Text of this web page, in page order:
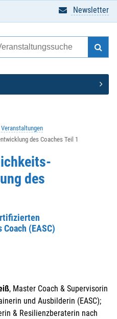
Newsletter
des Coaches Teil 1
des
(EASC)
, Master Coach & Supervisorin
und Ausbilderin (EASC);
& Resilienzberaterin nach